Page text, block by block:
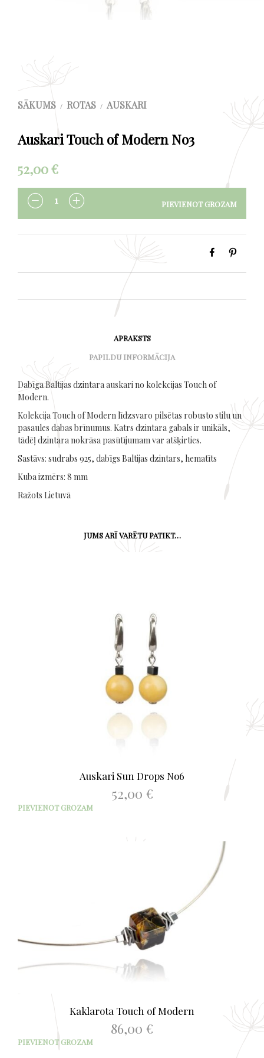
SĀKUMS / ROTAS / AUSKARI
Auskari Touch of Modern No3
52,00€
DAUDZUMS PIEVIENOT GROZAM
APRAKSTS
PAPILDU INFORMĀCIJA
Dabīga Baltijas dzintara auskari no kolekcijas Touch of
Modern.
Kolekcija Touch of Modern līdzsvaro pilsētas robusto stilu un
pasaules dabas brīnumus. Katrs dzintara gabals ir unikāls,
tādēļ dzintara nokrāsa pasūtījumam var atšķirties.
Sastāvs: sudrabs 925, dabīgs Baltijas dzintars, hematīts
Kuba izmērs: 8 mm
Ražots Lietuvā
JUMS ARĪ VARĒTU PATIKT…
Auskari Sun Drops No6
52,00 €
PIEVIENOT GROZAM
Kaklarota Touch of Modern
86,00 €
PIEVIENOT GROZAM